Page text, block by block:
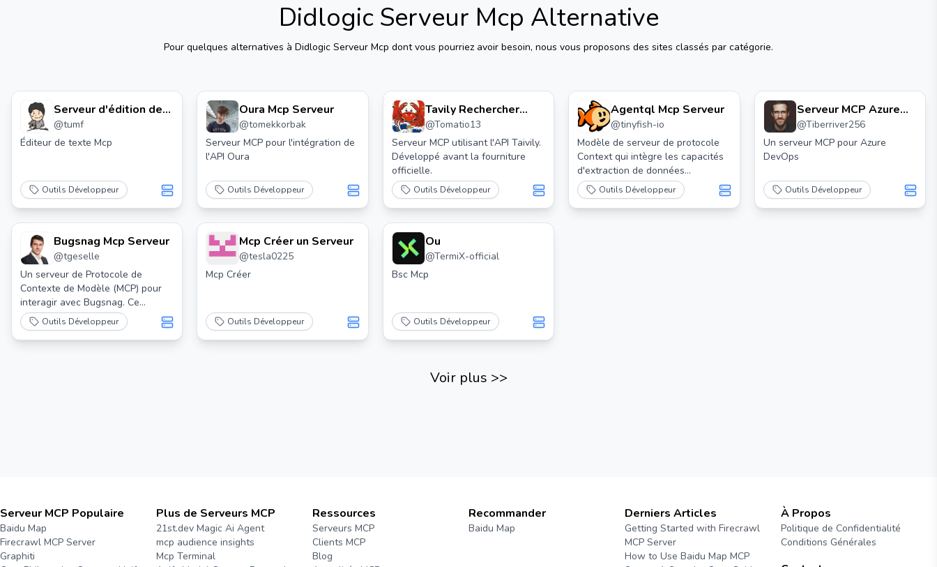
Didlogic Serveur Mcp Alternative
Pour quelques alternatives à Didlogic Serveur Mcp dont vous pourriez avoir besoin, nous vous proposons des sites classés par catégorie.
Serveur d'édition de
texte Mcp
@tumf
Éditeur de texte Mcp
Outils Développeur
Oura Mcp Serveur
@tomekkorbak
Serveur MCP pour l'intégration de
l'API Oura
Outils Développeur
Tavily Rechercher
Serveur Mcp
@Tomatio13
Serveur MCP utilisant l'API Taivily.
Développé avant la fourniture
officielle.
Outils Développeur
Agentql Mcp Serveur
@tinyfish-io
Modèle de serveur de protocole
Context qui intègre les capacités
d'extraction de données
d'AgentQL.
Outils Développeur
Serveur MCP Azure
DevOps
@Tiberriver256
Un serveur MCP pour Azure
DevOps
Outils Développeur
Bugsnag Mcp Serveur
@tgeselle
Un serveur de Protocole de
Contexte de Modèle (MCP) pour
interagir avec Bugsnag. Ce
serveur permet aux outils LLM
comme Cursor et Claude
d'enquêter et de résoudre des
Outils Développeur
Mcp Créer un Serveur
@tesla0225
Mcp Créer
Outils Développeur
Ou
@TermiX-official
Bsc Mcp
Outils Développeur
Voir plus >>
Serveur MCP Populaire
Baidu Map
Firecrawl MCP Server
Graphiti
Plus de Serveurs MCP
21st.dev Magic Ai Agent
mcp audience insights
Mcp Terminal
Ressources
Serveurs MCP
Clients MCP
Blog
Recommander
Baidu Map
Derniers Articles
Getting Started with Firecrawl
MCP Server
How to Use Baidu Map MCP
À Propos
Politique de Confidentialité
Conditions Générales